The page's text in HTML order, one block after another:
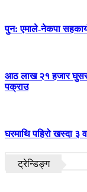
पुन: एमाले-नेकपा
आठ लाख २१ हजार
पक्राउ
घरमाथि पहिरो खस्दा ३
ट्रेन्डिङ्ग